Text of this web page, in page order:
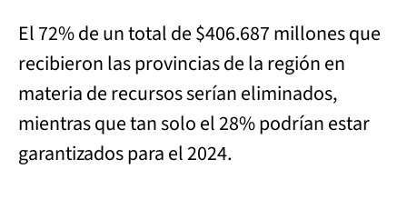
El 72% de un total de $406.687 millones que
recibieron las provincias de la región en
materia de recursos serían eliminados,
mientras que tan solo el 28% podrían estar
garantizados para el 2024.